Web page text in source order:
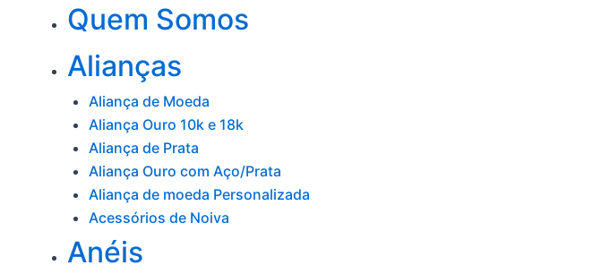
Quem Somos
Alianças
Aliança de Moeda
Aliança Ouro 10k e 18k
Aliança de Prata
Aliança Ouro com Aço/Prata
Aliança de moeda Personalizada
Acessórios de Noiva
Anéis